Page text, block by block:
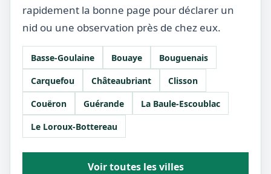
rapidement la bonne page pour déclarer un
nid ou une observation près de chez eux.
Basse-Goulaine Bouaye
Bouguenais
Carquefou
Châteaubriant
Clisson
Couëron
Guérande
La Baule-Escoublac
Le Loroux-Bottereau
Voir toutes les villes